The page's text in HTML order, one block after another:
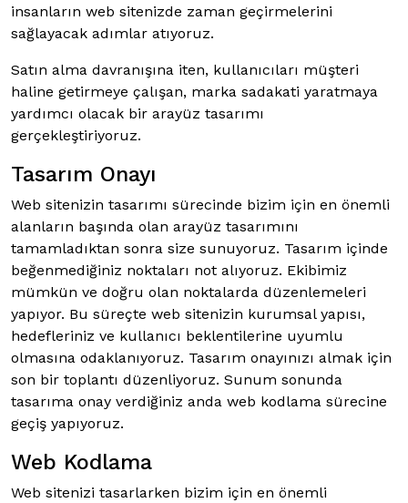
insanların web sitenizde zaman geçirmelerini
sağlayacak adımlar atıyoruz.
Satın alma davranışına iten, kullanıcıları müşteri
haline getirmeye çalışan, marka sadakati yaratmaya
yardımcı olacak bir arayüz tasarımı
gerçekleştiriyoruz.
Tasarım Onayı
Web sitenizin tasarımı sürecinde bizim için en önemli
alanların başında olan arayüz tasarımını
tamamladıktan sonra size sunuyoruz. Tasarım içinde
beğenmediğiniz noktaları not alıyoruz. Ekibimiz
mümkün ve doğru olan noktalarda düzenlemeleri
yapıyor. Bu süreçte web sitenizin kurumsal yapısı,
hedefleriniz ve kullanıcı beklentilerine uyumlu
olmasına odaklanıyoruz. Tasarım onayınızı almak için
son bir toplantı düzenliyoruz. Sunum sonunda
tasarıma onay verdiğiniz anda web kodlama sürecine
geçiş yapıyoruz.
Web Kodlama
Web sitenizi tasarlarken bizim için en önemli